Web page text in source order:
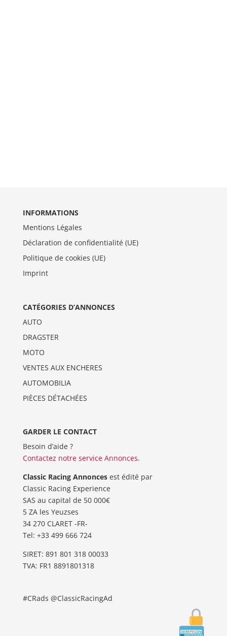
INFORMATIONS
Mentions Légales
Déclaration de confidentialité (UE)
Politique de cookies (UE)
Imprint
CATÉGORIES D’ANNONCES
AUTO
DRAGSTER
MOTO
VENTES AUX ENCHERES
AUTOMOBILIA
PIÈCES DÉTACHÉES
GARDER LE CONTACT
Besoin d’aide ?
Contactez notre service Annonces.
Classic Racing Annoncesest édité par
Classic Racing Experience
SAS au capital de 50 000€
5 ZA les Yeuzses
34 270 CLARET -FR-
Tel: ‭+33 499 666 724‬
SIRET: 891 801 318 00033
TVA: FR1 8891801318
#CRads @ClassicRacingAd